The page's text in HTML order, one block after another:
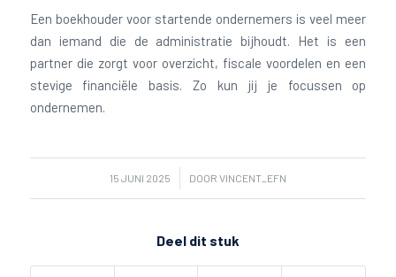
Een boekhouder voor startende ondernemers is veel meer
dan iemand die de administratie bijhoudt. Het is een
partner die zorgt voor overzicht, fiscale voordelen en een
stevige financiële basis. Zo kun jij je focussen op
ondernemen.
15 JUNI 2025
/ DOOR VINCENT_EFN
Deel dit stuk